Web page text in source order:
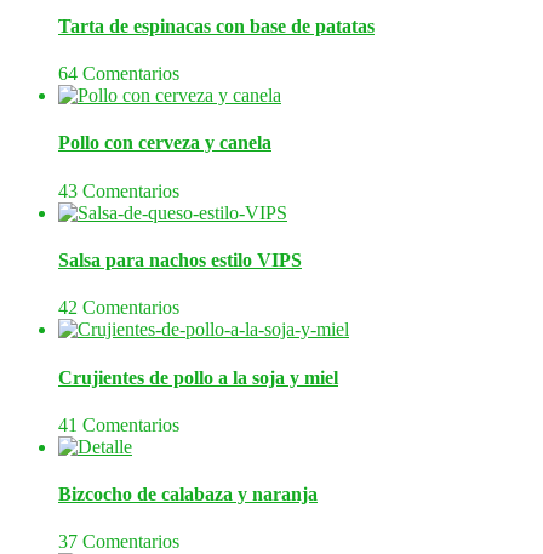
Tarta de espinacas con base de patatas
64 Comentarios
Pollo con cerveza y canela
43 Comentarios
Salsa para nachos estilo VIPS
42 Comentarios
Crujientes de pollo a la soja y miel
41 Comentarios
Bizcocho de calabaza y naranja
37 Comentarios